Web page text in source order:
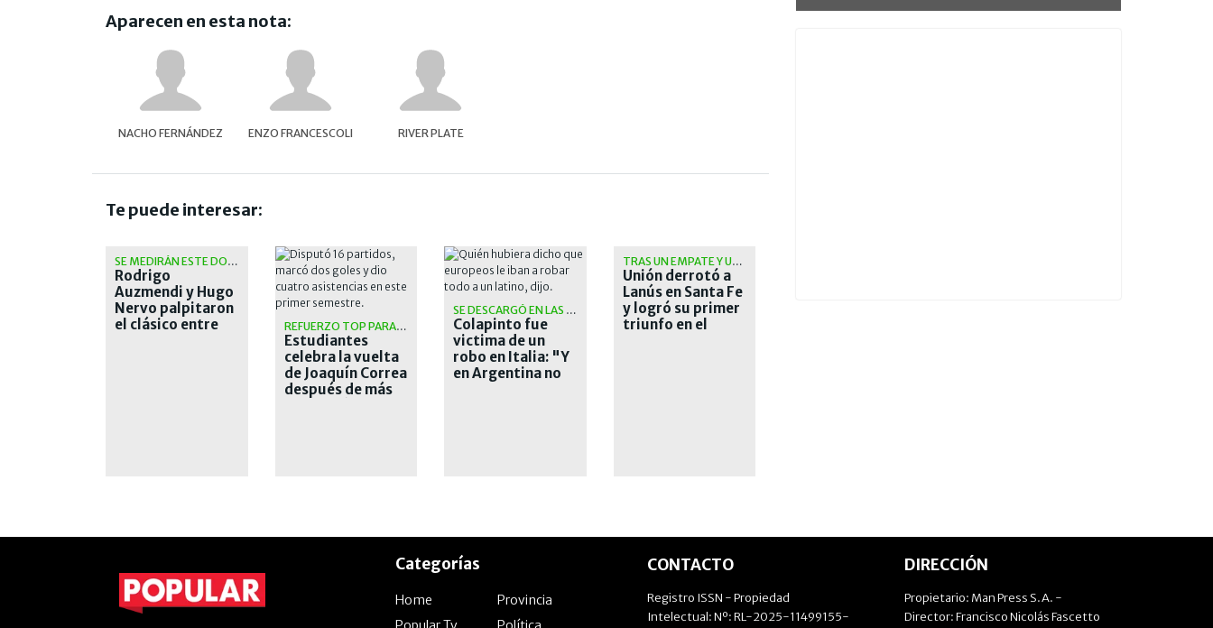
Aparecen en esta nota:
NACHO FERNÁNDEZ ENZO FRANCESCOLI RIVER PLATE
Te puede interesar:
SE MEDIRÁN ESTE DOMINGO
Rodrigo
Auzmendi y Hugo
Nervo palpitaron
el clásico entre
REFUERZO TOP PARA EL PINCHA
Estudiantes
celebra la vuelta
de Joaquín Correa
después de más
SE DESCARGÓ EN LAS REDES
Colapinto fue
victima de un
robo en Italia: "Y
en Argentina no
TRAS UN EMPATE Y UNA CAÍDA
Unión derrotó a
Lanús en Santa Fe
y logró su primer
triunfo en el
Categorías
Home
Provincia
CONTACTO
Registro ISSN - Propiedad
Intelectual: Nº: RL-2025-11499155-
DIRECCIÓN
Propietario: Man Press S.A. -
Director: Francisco Nicolás Fascetto